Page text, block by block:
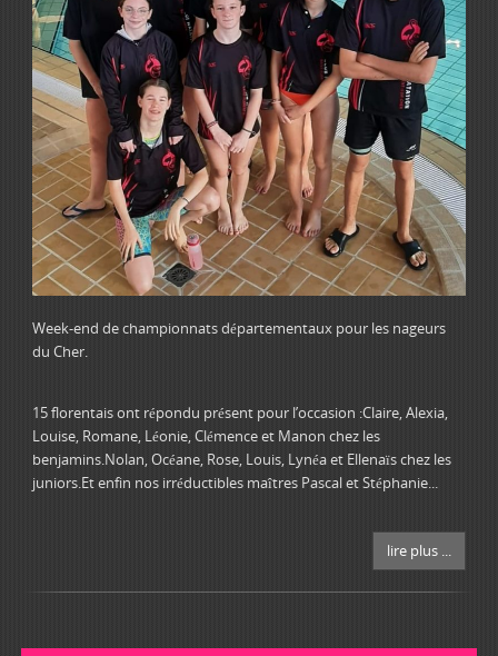
Week-end de championnats départementaux pour les nageurs
du Cher.
15 florentais ont répondu présent pour l’occasion :Claire, Alexia,
Louise, Romane, Léonie, Clémence et Manon chez les
benjamins.Nolan, Océane, Rose, Louis, Lynéa et Ellenaïs chez les
juniors.Et enfin nos irréductibles maîtres Pascal et Stéphanie...
lire plus ...